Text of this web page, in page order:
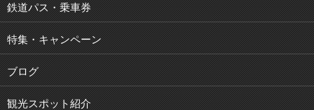
鉄道パス・乗車券
特集・キャンペーン
ブログ
観光スポット紹介